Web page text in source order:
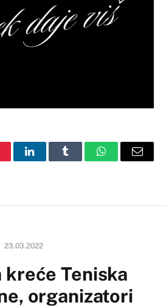
LinkedInTumblr WhatsAppEmail
23.03.2022
kreće Teniska
organizatori